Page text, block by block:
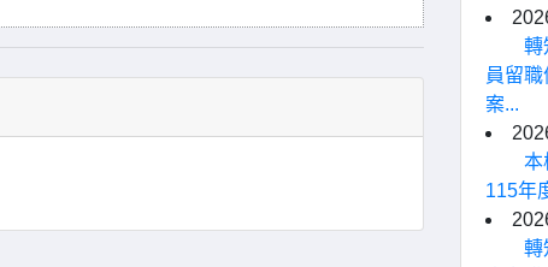
轉
員留
案...
本
115年
轉